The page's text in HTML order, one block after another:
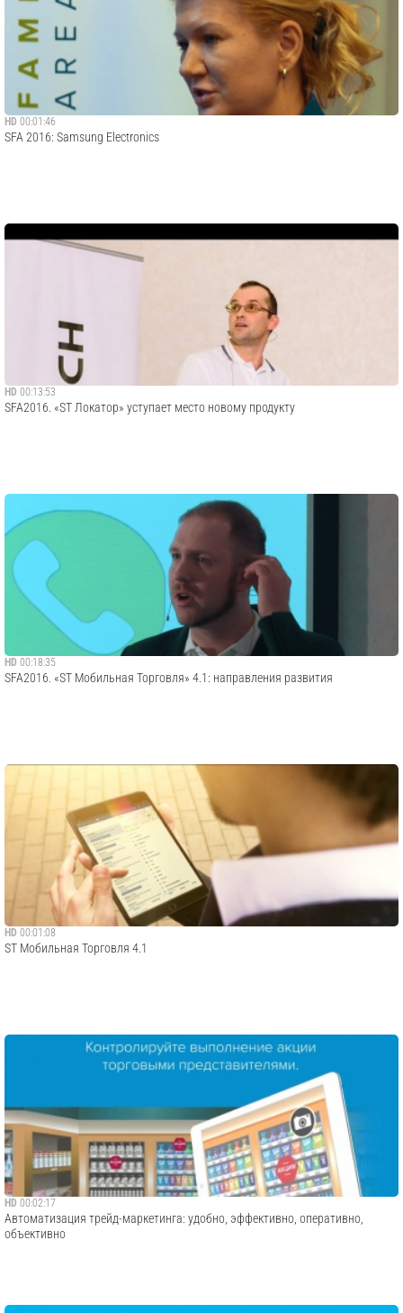
HD 00:01:46
SFA 2016: Samsung Electronics
HD 00:13:53
SFA2016. «ST Локатор» уступает место новому продукту
HD 00:18:35
SFA2016. «ST Мобильная Торговля» 4.1: направления развития
HD 00:01:08
ST Мобильная Торговля 4.1
HD 00:02:17
Автоматизация трейд-маркетинга: удобно, эффективно, оперативно,
объективно